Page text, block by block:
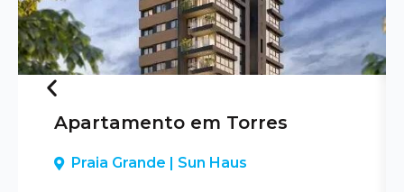
Previous
Apartamento em Torres
Praia Grande | Sun Haus